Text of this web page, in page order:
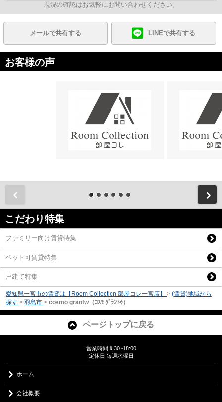
現況の確認はお気軽にお問い合わせください。
メールで共有する LINEで共有する
お客様の声
こだわり特集
ファミリー向け賃貸特集
ペット可賃貸特集
戸建て特集
愛知県一宮市の賃貸は【Room Collection 部屋コレ一宮店】 > (賃貸)地域から
探す > 羽島市 > cosmo grantw（ｺｽﾓ ｸﾞﾗﾝﾄｩ）
ページトップに戻る
営業時間:9:30~18:00
定休日:毎週水曜日
ホーム
会社概要